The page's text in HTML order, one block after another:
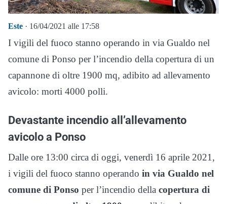
Este · 16/04/2021 alle 17:58
I vigili del fuoco stanno operando in via Gualdo nel
comune di Ponso per l’incendio della copertura di un
capannone di oltre 1900 mq, adibito ad allevamento
avicolo: morti 4000 polli.
Devastante incendio all’allevamento
avicolo a Ponso
Dalle ore 13:00 circa di oggi, venerdì 16 aprile 2021,
i vigili del fuoco stanno operando in via Gualdo nel
comune di Ponso per l’incendio della copertura di